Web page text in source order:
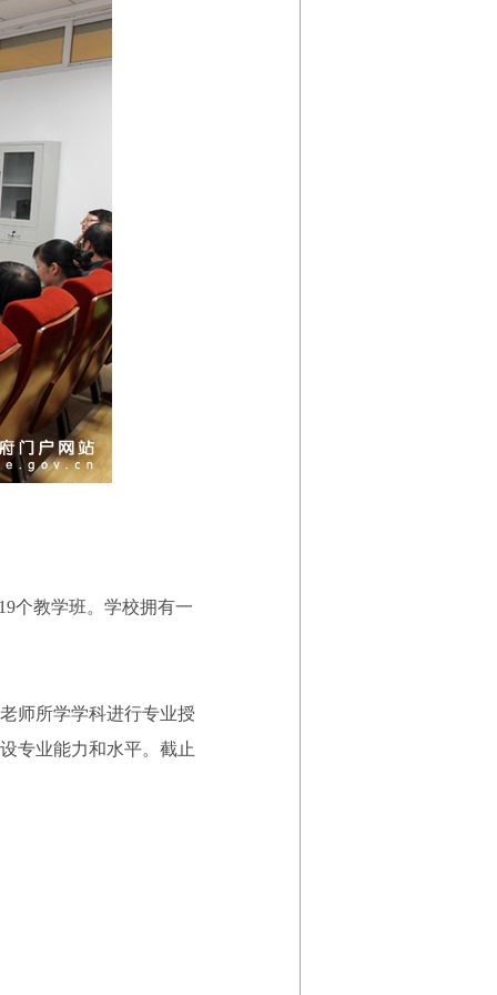
个教学班。学校拥有一
师所学学科进行专业授
专业能力和水平。截止